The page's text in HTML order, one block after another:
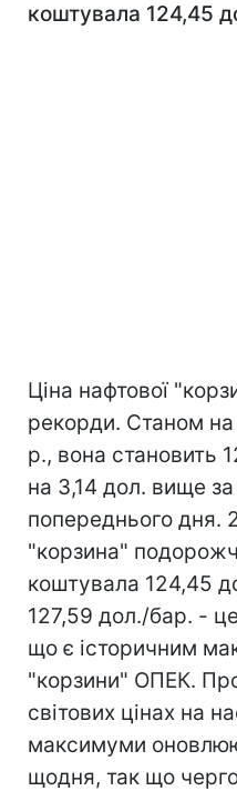
коштувала 124,45
Ціна нафтової
рекорди. Станом
р., вона становить
на 3,14 дол. вище
попереднього дня.
"корзина"
коштувала 124,45
127,59 дол./бар. -
що є історичним
"корзини" ОПЕК.
світових цінах на
максимуми
щодня, так що